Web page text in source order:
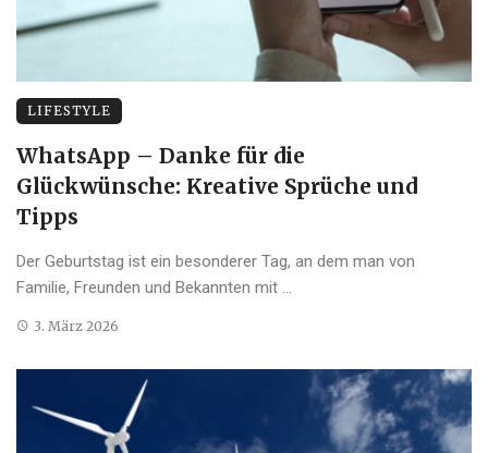
LIFESTYLE
WhatsApp – Danke für die
Glückwünsche: Kreative Sprüche und
Tipps
Der Geburtstag ist ein besonderer Tag, an dem man von
Familie, Freunden und Bekannten mit ...
3. März 2026